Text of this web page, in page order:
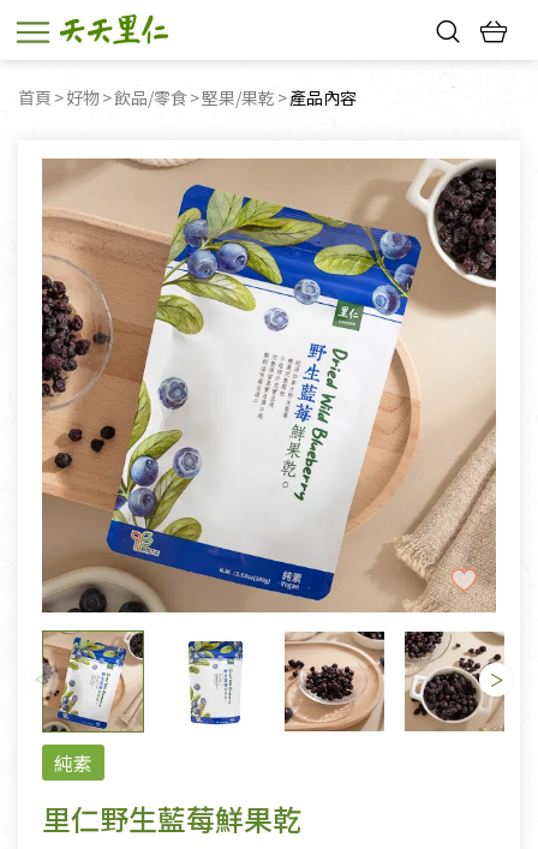
首頁 好物 飲品/零食 堅果/果乾 目前頁面：
產品內容
純素
里仁野生藍莓鮮果乾